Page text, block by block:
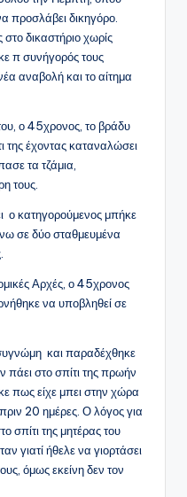
προσλάβει δικηγόρο.
δικαστήριο χωρίς
π συνήγορός τους
αναβολή και το αίτημα
ο 45χρονος, το βράδυ
της έχοντας καταναλώσει
τα τζάμια,
τους.
ο κατηγορούμενος μπήκε
σε δύο σταθμευμένα
Αρχές, ο 45χρονος
να υποβληθεί σε
και παραδέχθηκε
πάει στο σπίτι της πρωήν
πως είχε μπει στην χώρα
20 ημέρες. Ο λόγος για
σπίτι της μητέρας του
γιατί ήθελε να γιορτάσει
όμως εκείνη δεν τον